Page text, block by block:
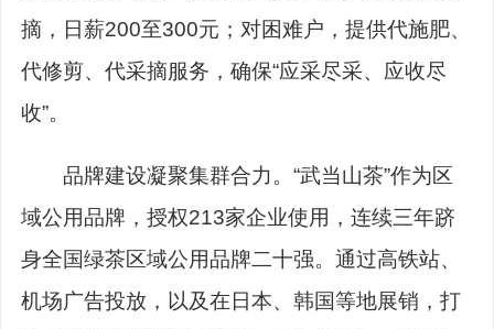
摘，日薪200至300元；对困难户，提供代施肥、
代修剪、代采摘服务，确保“应采尽采、应收尽
收”。
品牌建设凝聚集群合力。“武当山茶”作为区
域公用品牌，授权213家企业使用，连续三年跻
身全国绿茶区域公用品牌二十强。通过高铁站、
机场广告投放，以及在日本、韩国等地展销，打